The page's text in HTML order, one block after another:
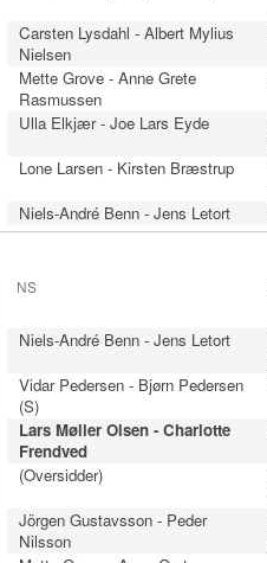
Carsten Lysdahl - Albert Mylius
Nielsen
Mette Grove - Anne Grete
Rasmussen
Ulla Elkjær - Joe Lars Eyde
Lone Larsen - Kirsten Bræstrup
Niels-André Benn - Jens Letort
NS
Niels-André Benn - Jens Letort
Vidar Pedersen - Bjørn Pedersen
(S)
Lars Møller Olsen - Charlotte
Frendved
(Oversidder)
Jörgen Gustavsson - Peder
Nilsson